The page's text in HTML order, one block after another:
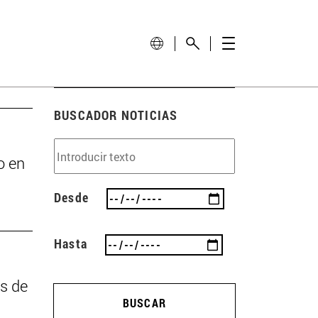
en
de
BUSCADOR NOTICIAS
Desde
Hasta
BUSCAR